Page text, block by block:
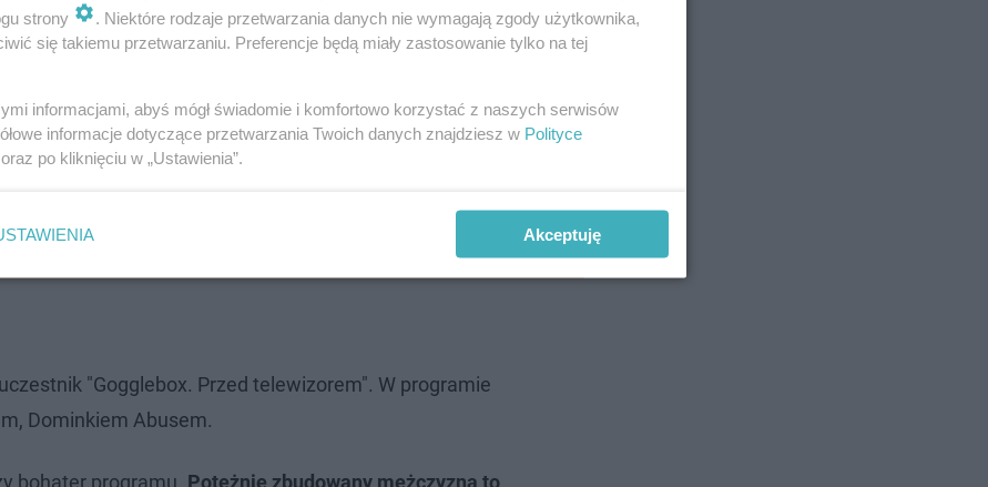
Morus,
Jak schudł 170 kg? "7 l…
"Gogglebox. Przed telewizorem". W programie
Dominkiem Abusem.
bohater programu. Potężnie zbudowany mężczyzna to
strony
. Niektóre rodzaje przetwarzania danych nie wymagają zgody użytkownika,
się takiemu przetwarzaniu. Preferencje będą miały zastosowanie tylko na tej
informacjami, abyś mógł świadomie i komfortowo korzystać z naszych serwisów
informacje dotyczące przetwarzania Twoich danych znajdziesz w Polityce
oraz po kliknięciu w „Ustawienia”.
Akceptuję